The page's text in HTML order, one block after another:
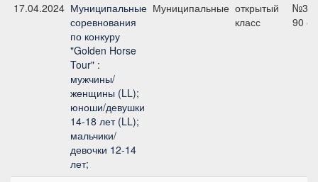
17.04.2024 Муниципальные
соревнования
по конкуру
"Golden Horse
Tour" :
мужчины/
женщины (LL);
юноши/девушки
14-18 лет (LL);
мальчики/
девочки 12-14
лет;
Муниципальные открытый
класс
№3А,
90 см